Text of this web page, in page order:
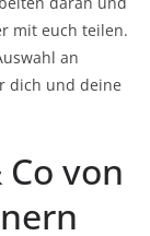
mit euch teilen.
an
dich und deine
von